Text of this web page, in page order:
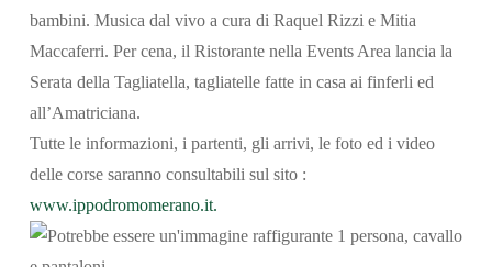
bambini. Musica dal vivo a cura di Raquel Rizzi e Mitia
Maccaferri. Per cena, il Ristorante nella Events Area lancia la
Serata della Tagliatella, tagliatelle fatte in casa ai finferli ed
all’Amatriciana.
Tutte le informazioni, i partenti, gli arrivi, le foto ed i video
delle corse saranno consultabili sul sito :
www.ippodromomerano.it.